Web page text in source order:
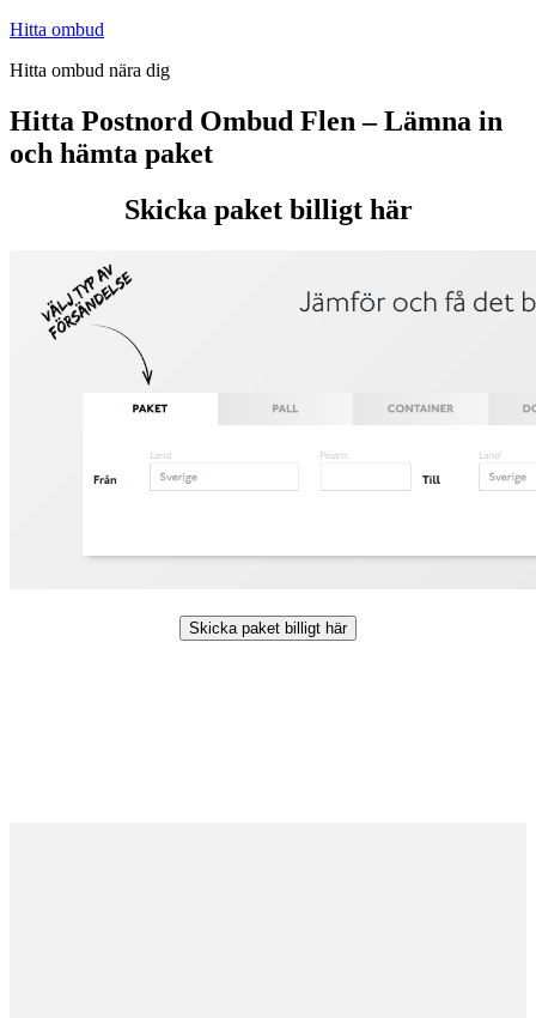
Hoppa
innehåll
Hitta ombud
Hitta ombud nära dig
Hitta Postnord Ombud Flen – Lämna in
och hämta paket
Skicka paket billigt här
Skicka paket billigt här